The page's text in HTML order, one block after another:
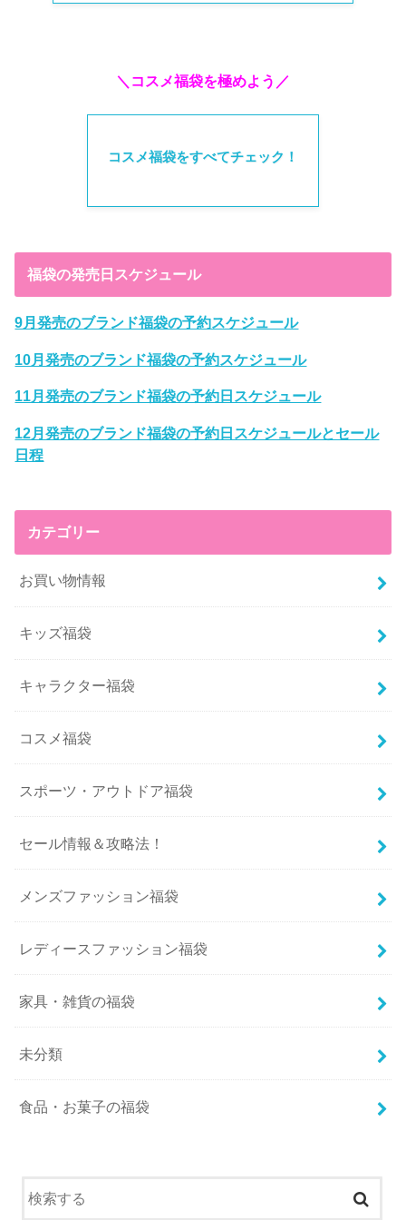
＼コスメ福袋を極めよう／
コスメ福袋をすべてチェック！
福袋の発売日スケジュール
9月発売のブランド福袋の予約スケジュール
10月発売のブランド福袋の予約スケジュール
11月発売のブランド福袋の予約日スケジュール
12月発売のブランド福袋の予約日スケジュールとセール
日程
カテゴリー
お買い物情報
キッズ福袋
キャラクター福袋
コスメ福袋
スポーツ・アウトドア福袋
セール情報＆攻略法！
メンズファッション福袋
レディースファッション福袋
家具・雑貨の福袋
未分類
食品・お菓子の福袋